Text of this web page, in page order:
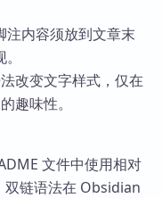
注内容须放到文章末
改变文字样式，仅在
趣味性。
文件中使用相对
双链语法在 Obsidian